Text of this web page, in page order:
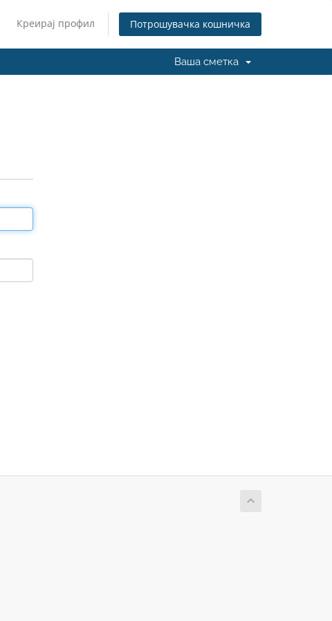
Креирај профил Потрошувачка кошничка
Ваша сметка